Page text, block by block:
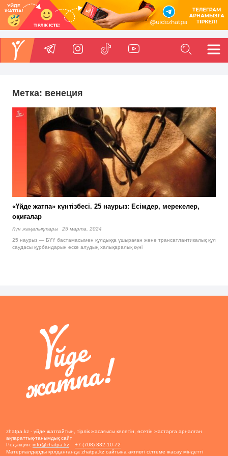
Метка: венеция
«Үйде жатпа» күнтізбесі. 25 наурыз: Есімдер, мерекелер,
оқиғалар
Күн жаңалықтары
25 марта, 2024
25 наурыз — БҰҰ бастамасымен құлдыққа ұшыраған және трансатлантикалық құл
саудасы құрбандарын еске алудың халықаралық күні
zhatpa.kz - үйде жатпайтын, тірлік жасағысы келетін, өсетін жастарға арналған
ақпараттық-танымдық сайт
Редакция: info@zhatpa.kz
+7 (708) 332-10-72
Материалдарды қолданғанда zhatpa.kz сайтына активті сілтеме жасау міндетті